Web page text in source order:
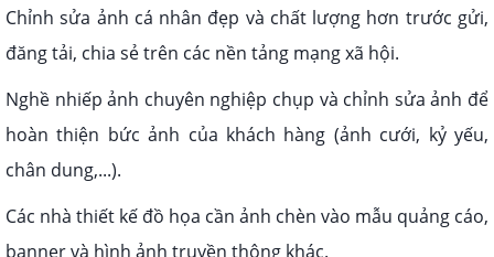
Chỉnh sửa ảnh cá nhân đẹp và chất lượng hơn trước gửi,
đăng tải, chia sẻ trên các nền tảng mạng xã hội.
Nghề nhiếp ảnh chuyên nghiệp chụp và chỉnh sửa ảnh để
hoàn thiện bức ảnh của khách hàng (ảnh cưới, kỷ yếu,
chân dung,...).
Các nhà thiết kế đồ họa cần ảnh chèn vào mẫu quảng cáo,
banner và hình ảnh truyền thông khác.